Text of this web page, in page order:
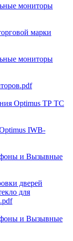
мониторы
марки
мониторы
Optimus ТР ТС
IWB-
и Вызывные
дверей
для
и Вызывные